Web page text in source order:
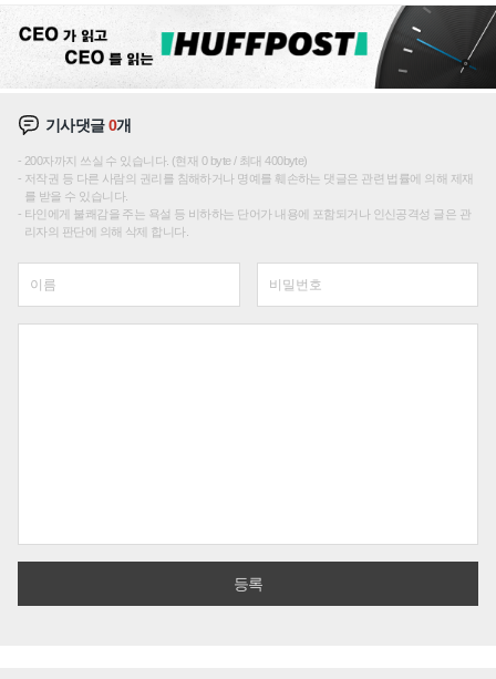
기사댓글0개
200자까지 쓰실 수 있습니다. (현재 0 byte / 최대 400byte)
저작권 등 다른 사람의 권리를 침해하거나 명예를 훼손하는 댓글은 관련 법률에 의해 제재
를 받을 수 있습니다.
타인에게 불쾌감을 주는 욕설 등 비하하는 단어가 내용에 포함되거나 인신공격성 글은 관
리자의 판단에 의해 삭제 합니다.